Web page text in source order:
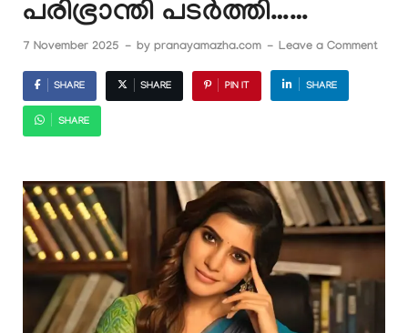
പരിഭ്രാന്തി പടർത്തി……
7 November 2025 - by pranayamazha.com - Leave a Comment
SHARE SHARE PIN IT SHARE
SHARE